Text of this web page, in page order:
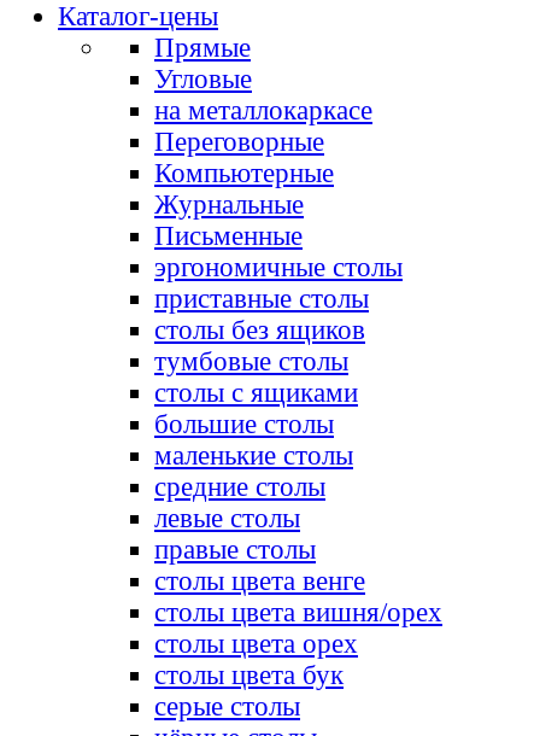
Каталог-цены
Прямые
Угловые
на металлокаркасе
Переговорные
Компьютерные
Журнальные
Письменные
эргономичные столы
приставные столы
столы без ящиков
тумбовые столы
столы с ящиками
большие столы
маленькие столы
средние столы
левые столы
правые столы
столы цвета венге
столы цвета вишня/орех
столы цвета орех
столы цвета бук
серые столы